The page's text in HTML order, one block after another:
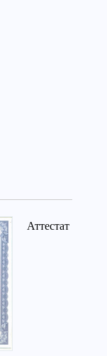
Аттестат